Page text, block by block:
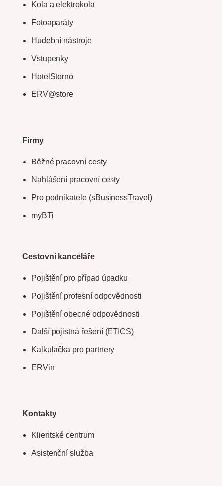
Kola a elektrokola
Fotoaparáty
Hudební nástroje
Vstupenky
HotelStorno
ERV@store
Firmy
Běžné pracovní cesty
Nahlášení pracovní cesty
Pro podnikatele (sBusinessTravel)
myBTi
Cestovní kanceláře
Pojištění pro případ úpadku
Pojištění profesní odpovědnosti
Pojištění obecné odpovědnosti
Další pojistná řešení (ETICS)
Kalkulačka pro partnery
ERVin
Kontakty
Klientské centrum
Asistenční služba